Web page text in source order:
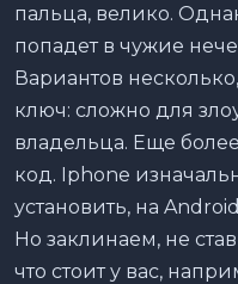
пальца, велико.
попадет в чужие
Вариантов
ключ: сложно для
владельца. Еще
код. Iphone
установить, на
Но заклинаем, не
что стоит у вас,